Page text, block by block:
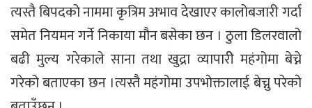
त्यस्तै बिपदको नाममा कृत्रिम अभाव देखाएर कालोबजारी गर्दा
समेत नियमन गर्ने निकाया मौन बसेका छन । ठुला डिलरवालो
बढी मुल्य गरेकाले साना तथा खुद्रा व्यापारीे महंगोमा बेच्ने
गरेको बताएका छन ।त्यस्तै महंगोमा उपभोक्तालाई बेच्नु परेको